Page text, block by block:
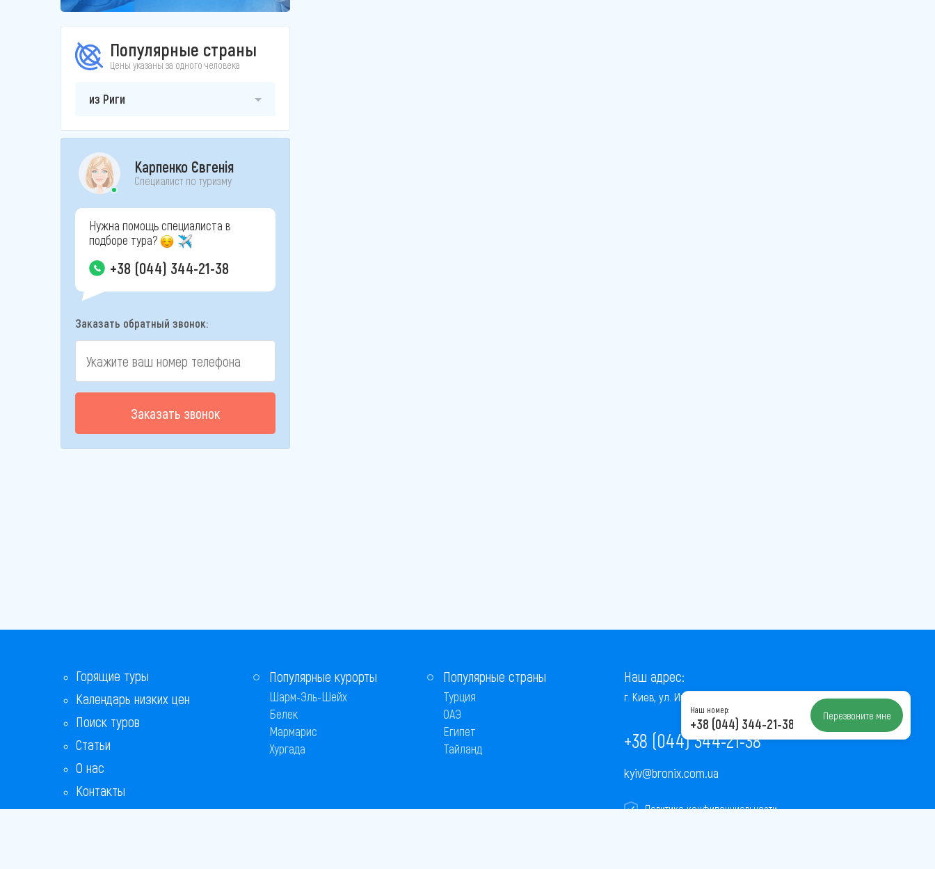
Популярные страны
Цены указаны за одного человека
из Риги
Карпенко Євгенія
Специалист по туризму
Нужна помощь специалиста в
подборе тура?
+38 (044) 344-21-38
Заказать обратный звонок:
Заказать звонок
Горящие туры
Календарь низких цен
Поиск туров
Статьи
О нас
Контакты
Бонусная программа
Популярные курорты
Шарм-Эль-Шейх
Белек
Мармарис
Хургада
Популярные страны
Турция
ОАЭ
Египет
Тайланд
Наш адрес:
г. Киев, ул. Институтская, 22/7, оф. 41
+38 (044) 344-21-38
kyiv@bronix.com.ua
Политика конфиденциальности
Наш номер:
+38 (044) 344-21-38 Перезвоните мне